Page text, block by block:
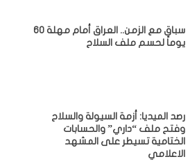
سباق مع الزمن.. العراق أمام مهلة 60
يوماً لحسم ملف السلاح
رصد الميديا: أزمة السيولة والسلاح
وفتح ملف “داري” والحسابات
الختامية تسيطر على المشهد
الاعلامي